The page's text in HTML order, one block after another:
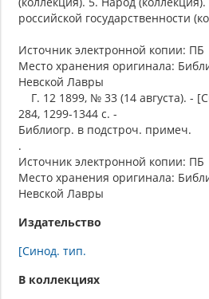
российской государственности
Источник электронной копии: ПБ
Место хранения оригинала:
Невской Лавры
Г. 12 1899, № 33 (14 августа). -
284, 1299-1344 с. -
Библиогр. в подстроч. примеч.
.
Источник электронной копии: ПБ
Место хранения оригинала:
Невской Лавры
Издательство
[Синод. тип.
В коллекциях